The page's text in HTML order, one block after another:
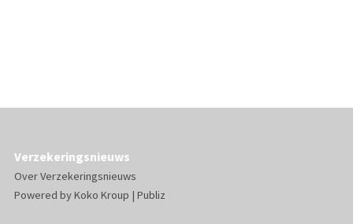
Verzekeringsnieuws
Over Verzekeringsnieuws
Powered byKoko Kroup | Publiz